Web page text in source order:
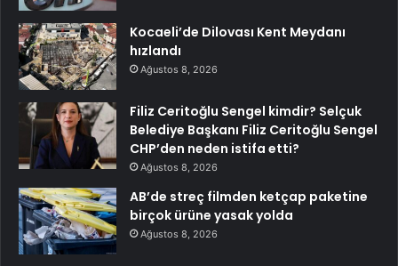
Kocaeli’de Dilovası Kent Meydanı
hızlandı
Ağustos 8, 2026
Filiz Ceritoğlu Sengel kimdir? Selçuk
Belediye Başkanı Filiz Ceritoğlu Sengel
CHP’den neden istifa etti?
Ağustos 8, 2026
AB’de streç filmden ketçap paketine
birçok ürüne yasak yolda
Ağustos 8, 2026